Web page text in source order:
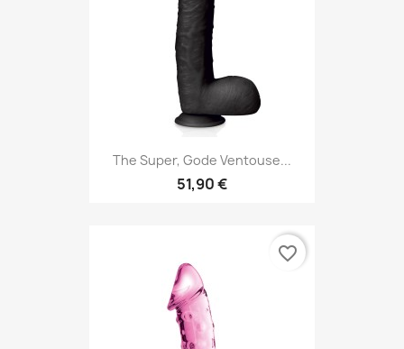
The Super, Gode Ventouse...
51,90 €
favorite_border